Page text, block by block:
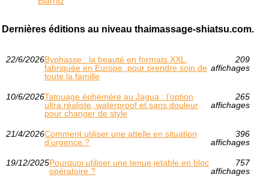
Dernières éditions au niveau thaimassage-shiatsu.com.
22/6/2026Byphasse : la beauté en formats XXL,
fabriquée en Europe, pour prendre soin de
toute la famille
209
affichages
10/6/2026Tatouage éphémère au Jagua : l’option
ultra réaliste, waterproof et sans douleur
pour changer de style
265
affichages
21/4/2026Comment utiliser une attelle en situation
d’urgence ?
396
affichages
19/12/2025Pourquoi utiliser une tenue jetable en bloc
opératoire ?
757
affichages